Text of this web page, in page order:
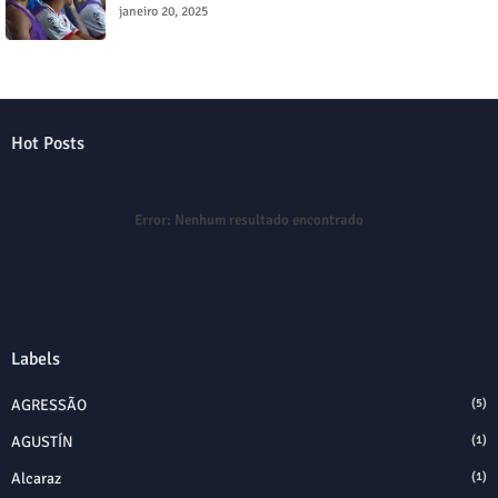
janeiro 20, 2025
Hot Posts
Error: Nenhum resultado encontrado
Labels
AGRESSÃO (5)
AGUSTÍN (1)
Alcaraz (1)